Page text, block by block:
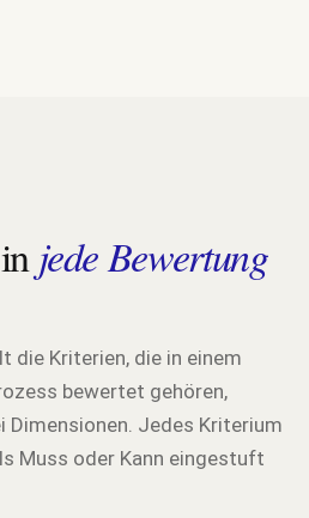
jede Bewertung
die Kriterien, die in einem
bewertet gehören,
Dimensionen. Jedes Kriterium
Muss oder Kann eingestuft